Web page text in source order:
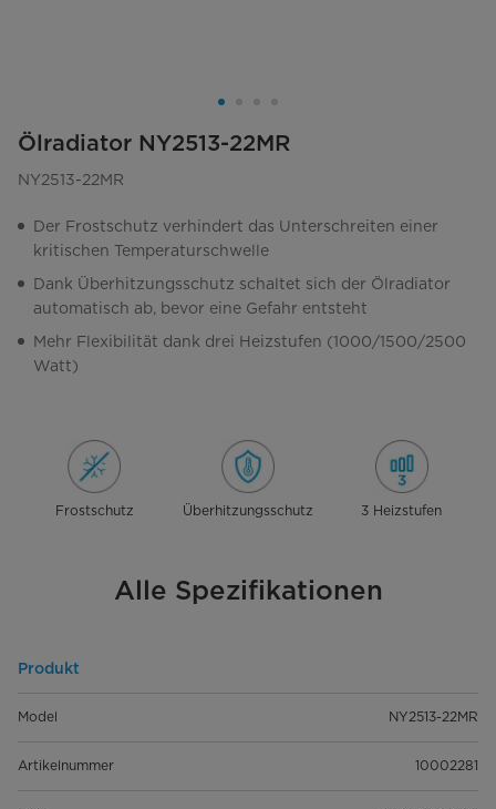
Ölradiator NY2513-22MR
NY2513-22MR
Der Frostschutz verhindert das Unterschreiten einer
kritischen Temperaturschwelle
Dank Überhitzungsschutz schaltet sich der Ölradiator
automatisch ab, bevor eine Gefahr entsteht
Mehr Flexibilität dank drei Heizstufen (1000/1500/2500
Watt)
Frostschutz Überhitzungsschutz 3 Heizstufen
Alle Spezifikationen
Produkt
Model NY2513-22MR
Artikelnummer 10002281